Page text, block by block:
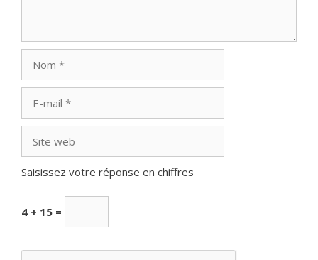
mail
web
Saisissez votre réponse en chiffres
4 + 15 =